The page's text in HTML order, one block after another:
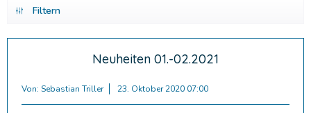
Filtern
Neuheiten 01.-02.2021
Von: Sebastian Triller 23. Oktober 2020 07:00